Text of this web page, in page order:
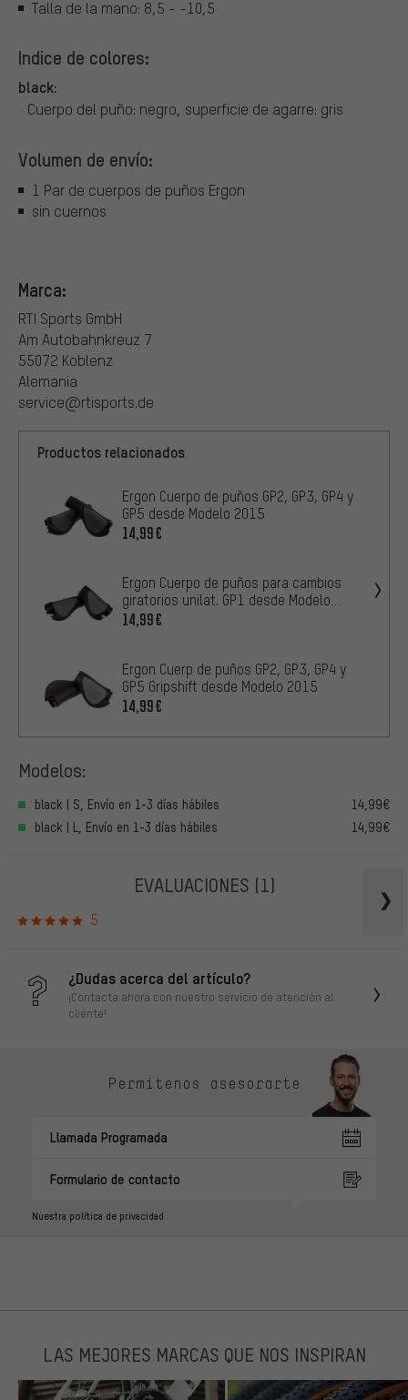
Talla de la mano: 8,5 - -10,5
Indice de colores:
black:
Cuerpo del puño: negro, superficie de agarre: gris
Volumen de envío:
1 Par de cuerpos de puños Ergon
sin cuernos
Marca:
RTI Sports GmbH
Am Autobahnkreuz 7
55072 Koblenz
Alemania
service@rtisports.de
Productos relacionados
Ergon Cuerpo de puños GP2, GP3, GP4 y
GP5 desde Modelo 2015
14,99€
Ergon Cuerpo de puños para cambios
giratorios unilat. GP1 desde Modelo
2015
14,99€
Ergon Cuerp de puños GP2, GP3, GP4 y
GP5 Gripshift desde Modelo 2015
14,99€
Modelos:
black | S, Envío en 1-3 días hábiles
14,99€
black | L, Envío en 1-3 días hábiles
14,99€
EVALUACIONES (1)
5
¿Dudas acerca del artículo?
¡Contacta ahora con nuestro servicio de atención al
cliente!
Permítenos asesorarte
Llamada Programada
Formulario de contacto
Nuestra política de privacidad
LAS MEJORES MARCAS QUE NOS INSPIRAN